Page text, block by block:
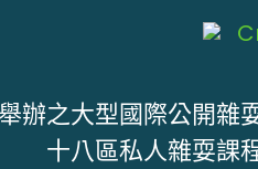
辦之大型國際公開雜
十八區私人雜耍課